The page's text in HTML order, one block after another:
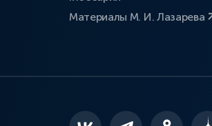
Материалы М. И. Лазарева